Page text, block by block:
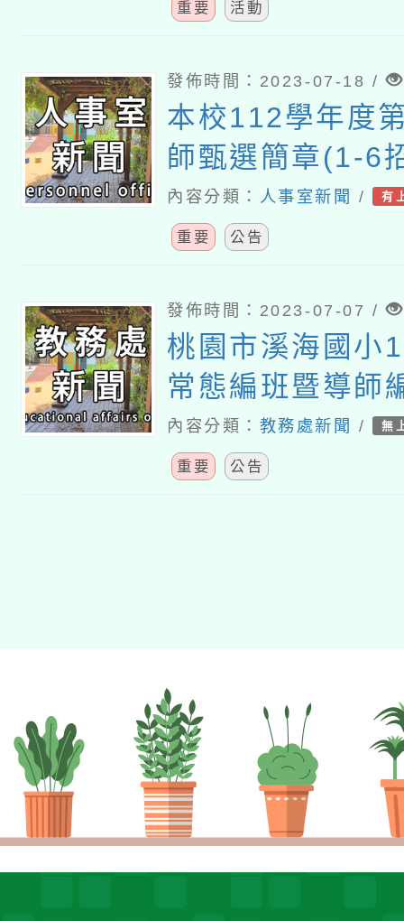
徵募受訪者及宣
重要 活動
發佈時間：2023-07-18 /
本校112學年度
師甄選簡章(1-6
內容分類： 人事室新聞 / 有
重要 公告
發佈時間：2023-07-07 /
桃園市溪海國小
常態編班暨導師
關時程公告
內容分類： 教務處新聞 / 無
重要 公告